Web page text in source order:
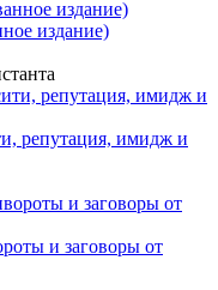
издание)
репутация, имидж и
и заговоры от